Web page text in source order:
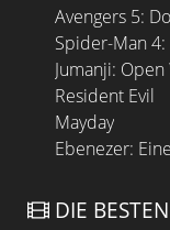
Avengers 5:
Spider-Man
Jumanji: Open
Resident Evil
Mayday
Ebenezer:
DIE